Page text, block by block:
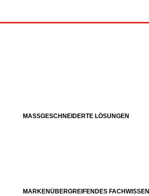
MASSGESCHNEIDERTE LÖSUNGEN
MARKENÜBERGREIFENDES FACHWISSEN